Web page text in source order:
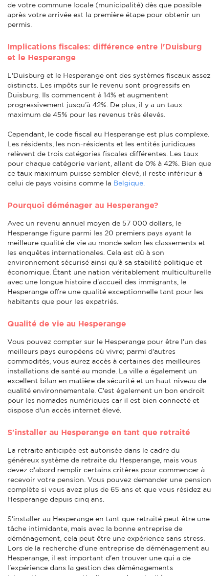
de votre commune locale (municipalité) dès que possible
après votre arrivée est la première étape pour obtenir un
permis.
Implications fiscales: différence entre l'Duisburg
et le Hesperange
L'Duisburg et le Hesperange ont des systèmes fiscaux assez
distincts. Les impôts sur le revenu sont progressifs en
Duisburg. Ils commencent à 14% et augmentent
progressivement jusqu'à 42%. De plus, il y a un taux
maximum de 45% pour les revenus très élevés.
Cependant, le code fiscal au Hesperange est plus complexe.
Les résidents, les non-résidents et les entités juridiques
relèvent de trois catégories fiscales différentes. Les taux
pour chaque catégorie varient, allant de 0% à 42%. Bien que
ce taux maximum puisse sembler élevé, il reste inférieur à
celui de pays voisins comme la Belgique.
Pourquoi déménager au Hesperange?
Avec un revenu annuel moyen de 57 000 dollars, le
Hesperange figure parmi les 20 premiers pays ayant la
meilleure qualité de vie au monde selon les classements et
les enquêtes internationales. Cela est dû à son
environnement sécurisé ainsi qu'à sa stabilité politique et
économique. Étant une nation véritablement multiculturelle
avec une longue histoire d'accueil des immigrants, le
Hesperange offre une qualité exceptionnelle tant pour les
habitants que pour les expatriés.
Qualité de vie au Hesperange
Vous pouvez compter sur le Hesperange pour être l'un des
meilleurs pays européens où vivre; parmi d'autres
commodités, vous aurez accès à certaines des meilleures
installations de santé au monde. La ville a également un
excellent bilan en matière de sécurité et un haut niveau de
qualité environnementale. C'est également un bon endroit
pour les nomades numériques car il est bien connecté et
dispose d'un accès internet élevé.
S'installer au Hesperange en tant que retraité
La retraite anticipée est autorisée dans le cadre du
généreux système de retraite du Hesperange, mais vous
devez d'abord remplir certains critères pour commencer à
recevoir votre pension. Vous pouvez demander une pension
complète si vous avez plus de 65 ans et que vous résidez au
Hesperange depuis cinq ans.
S'installer au Hesperange en tant que retraité peut être une
tâche intimidante, mais avec la bonne entreprise de
déménagement, cela peut être une expérience sans stress.
Lors de la recherche d'une entreprise de déménagement au
Hesperange, il est important d'en trouver une qui a de
l'expérience dans la gestion des déménagements